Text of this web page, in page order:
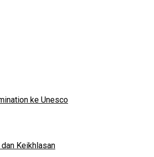
ke Unesco
dan Keikhlasan